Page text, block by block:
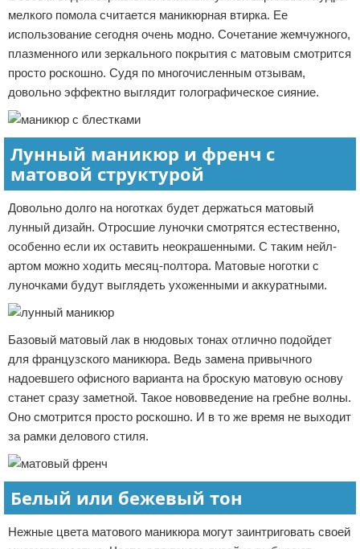
мелкого помола считается маникюрная втирка. Ее
использование сегодня очень модно. Сочетание жемчужного,
плазменного или зеркального покрытия с матовым смотрится
просто роскошно. Судя по многочисленным отзывам,
довольно эффектно выглядит голографическое сияние.
Лунный маникюр и френч с
матовой структурой
Довольно долго на ноготках будет держаться матовый
лунный дизайн. Отросшие луночки смотрятся естественно,
особенно если их оставить неокрашенными. С таким нейл-
артом можно ходить месяц-полтора. Матовые ноготки с
луночками будут выглядеть ухоженными и аккуратными.
Базовый матовый лак в нюдовых тонах отлично подойдет
для французского маникюра. Ведь замена привычного
надоевшего офисного варианта на броскую матовую основу
станет сразу заметной. Такое нововведение на гребне волны.
Оно смотрится просто роскошно. И в то же время не выходит
за рамки делового стиля.
Белый или бежевый тон
Нежные цвета матового маникюра могут заинтриговать своей